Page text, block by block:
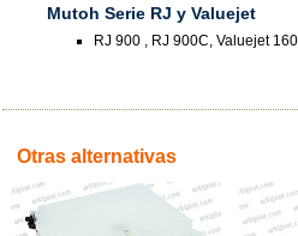
Mutoh Serie RJ y Valuejet
RJ 900 , RJ 900C, Valuejet
Otras alternativas